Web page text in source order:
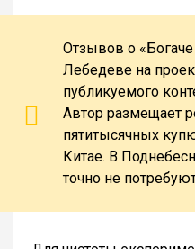
Отзывов о
Лебедеве на
публикуемого
Автор размещает
пятитысячных
Китае. В
точно не